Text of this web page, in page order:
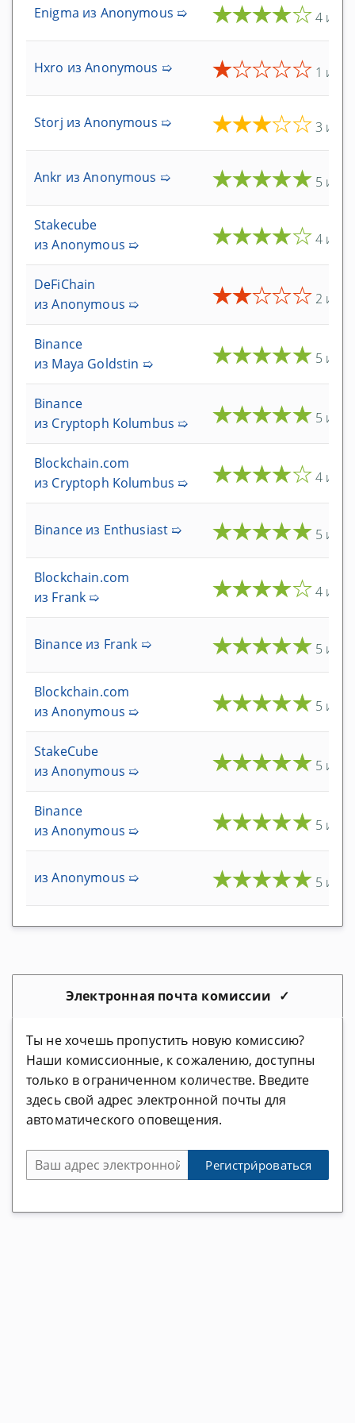
Крипто-валюты и налоги
Облачное программы
Бесплатно и подарок
Крипто faucet
Дебетовые карты
Карты Visa
Другой
Магазины
Полезные сайты
Поставщик Мастернод
StakeCube Отзывы
Bitcoinsuisse Отзывы
Crowdnode Отзывы
Кошельки
Blockchain.com Отзывы
Exodus Wallet Отзывы
Atomic Wallet Отзывы
Coinbase Отзывы
Crypto.com Отзывы
Биржи
Anycoin Direct Отзывы
Bitmex Отзывы
Bitstamp Отзывы
Uniswap Отзывы
1inch Отзывы
eToro Отзывы
Social Swap Отзывы
Enigma из Anonymous ➯ ★★★★★4 из 5
Hxro из Anonymous ➯ ★★★★★ 1 из 5
Storj из Anonymous ➯ ★★★★★ 3 из 5
Ankr из Anonymous ➯ ★★★★★ 5 из 5
Stakecube
из Anonymous ➯
★★★★★4 из 5
DeFiChain
из Anonymous ➯
★★★★★ 2 из 5
Binance
из Maya Goldstin ➯
★★★★★ 5 из 5
Binance
из Cryptoph Kolumbus ➯
★★★★★ 5 из 5
Blockchain.com
из Cryptoph Kolumbus ➯
★★★★★4 из 5
Binance из Enthusiast ➯ ★★★★★ 5 из 5
Blockchain.com
из Frank ➯
★★★★★4 из 5
Binance из Frank ➯ ★★★★★ 5 из 5
Blockchain.com
из Anonymous ➯
★★★★★ 5 из 5
StakeCube
из Anonymous ➯
★★★★★ 5 из 5
Binance
из Anonymous ➯
★★★★★ 5 из 5
из Anonymous ➯ ★★★★★ 5 из 5
Электронная почта комиссии
Ты не хочешь пропустить новую комиссию?
Наши комиссионные, к сожалению, доступны
только в ограниченном количестве. Введите
здесь свой адрес электронной почты для
автоматического оповещения.